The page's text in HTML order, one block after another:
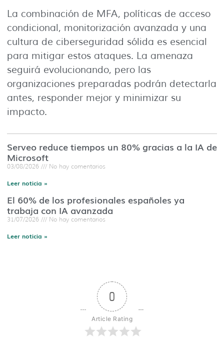
La combinación de MFA, políticas de acceso
condicional, monitorización avanzada y una
cultura de ciberseguridad sólida es esencial
para mitigar estos ataques. La amenaza
seguirá evolucionando, pero las
organizaciones preparadas podrán detectarla
antes, responder mejor y minimizar su
impacto.
Serveo reduce tiempos un 80% gracias a la IA de
Microsoft
03/08/2026 No hay comentarios
Leer noticia »
El 60% de los profesionales españoles ya
trabaja con IA avanzada
31/07/2026 No hay comentarios
Leer noticia »
0
Article Rating